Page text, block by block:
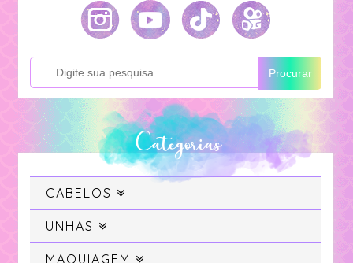
Procurar
Categorias
CABELOS
Cabelo
UNHAS
MAQUIAGEM